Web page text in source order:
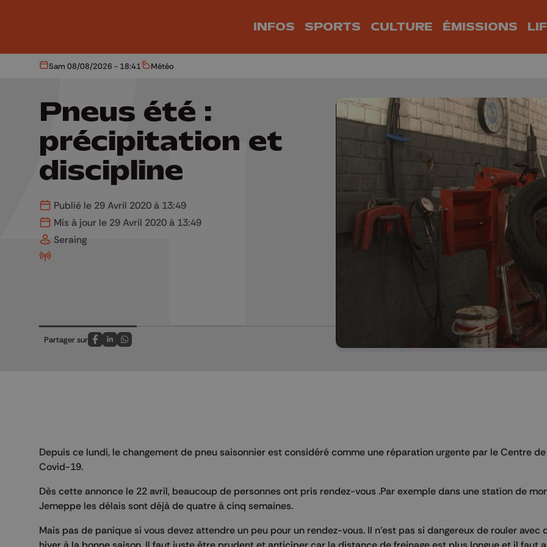
INFOS SPORTS CULTURE ÉMISSIONS
Aujourd'hui
Sam 08/08/2026 - 18:41 Météo
Météo
Pneus été :
précipitation et
discipline
Publié le 29 Avril 2020 à 13:49
Mis à jour le 29 Avril 2020 à 13:49
Seraing
Partager sur
Partagez sur FaceBook
Partagez sur LinkedIn
Partagez sur Whatsapp
Depuis ce lundi, le changement de pneu saisonnier est considéré comme une réparation urgente par le Centre
Covid-19.
Dès cette annonce le 22 avril, beaucoup de personnes ont pris rendez-vous .Par exemple dans une station de
Jemeppe les délais sont déjà de quatre à cinq semaines.
Mais pas de panique si vous devez attendre un peu pour un rendez-vous. Il n’est pas si dangereux de rouler avec